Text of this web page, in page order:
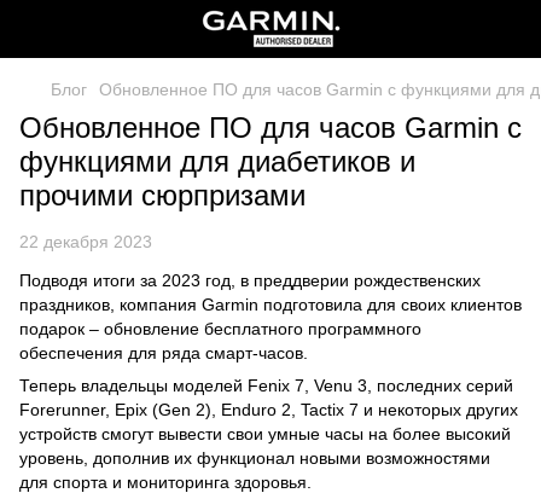
Блог Обновленное ПО для часов Garmin с функциями для
Обновленное ПО для часов Garmin с
функциями для диабетиков и
прочими сюрпризами
22 декабря 2023
Подводя итоги за 2023 год, в преддверии рождественских
праздников, компания Garmin подготовила для своих клиентов
подарок – обновление бесплатного программного
обеспечения для ряда смарт-часов.
Теперь владельцы моделей Fenix 7, Venu 3, последних серий
Forerunner, Epix (Gen 2), Enduro 2, Tactix 7 и некоторых других
устройств смогут вывести свои умные часы на более высокий
уровень, дополнив их функционал новыми возможностями
для спорта и мониторинга здоровья.